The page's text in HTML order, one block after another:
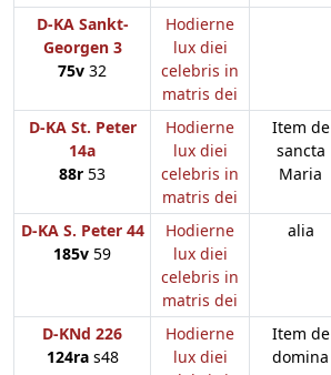
D-KA Sankt-
Georgen 3
75v 32
Hodierne
lux diei
celebris in
matris dei
D-KA St. Peter
14a
88r 53
Hodierne
lux diei
celebris in
matris dei
Item de
sancta
Maria
D-KA S. Peter 44
185v 59
Hodierne
lux diei
celebris in
matris dei
alia
D-KNd 226
124ras48
Hodierne
lux diei
Item de
domina